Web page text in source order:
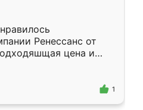
Ренессанс от
цена и
Приехавший
Владислав
самый
1